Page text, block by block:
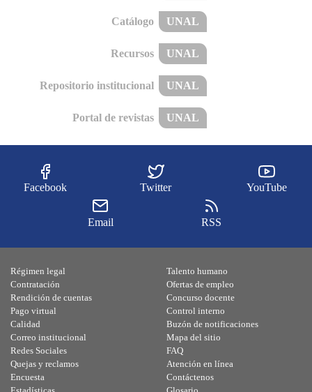
Catálogo UNAL
Recursos UNAL
Repositorio institucional UNAL
Portal de revistas UNAL
Facebook Twitter YouTube
Email RSS
Régimen legal
Contratación
Rendición de cuentas
Pago virtual
Calidad
Talento humano
Ofertas de empleo
Concurso docente
Control interno
Buzón de notificaciones
Correo institucional
Redes Sociales
Quejas y reclamos
Encuesta
Mapa del sitio
FAQ
Atención en línea
Contáctenos